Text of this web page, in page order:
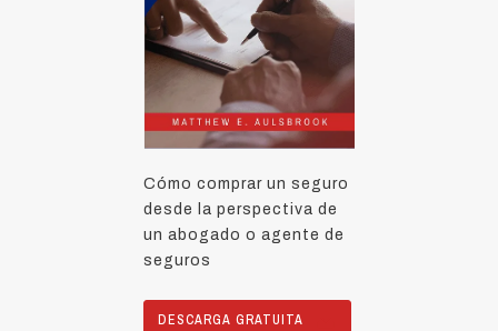
Cómo comprar un seguro
desde la perspectiva de
un abogado o agente de
seguros
DESCARGA GRATUITA